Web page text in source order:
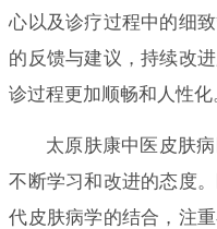
心以及诊疗过程中的细
的反馈与建议，持续改
诊过程更加顺畅和人性化
太原肤康中医皮肤
不断学习和改进的态度
代皮肤病学的结合，注